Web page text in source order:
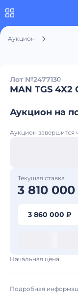
Аукцион
Лот №2477130
MAN TGS
Аукцион на
Аукцион завершится
Текущая ставка
3 810
3 860 000 ₽
Начальная цена
Подробная